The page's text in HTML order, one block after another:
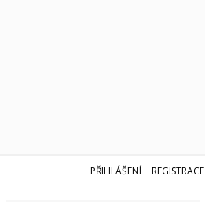
PŘIHLÁŠENÍ REGISTRACE